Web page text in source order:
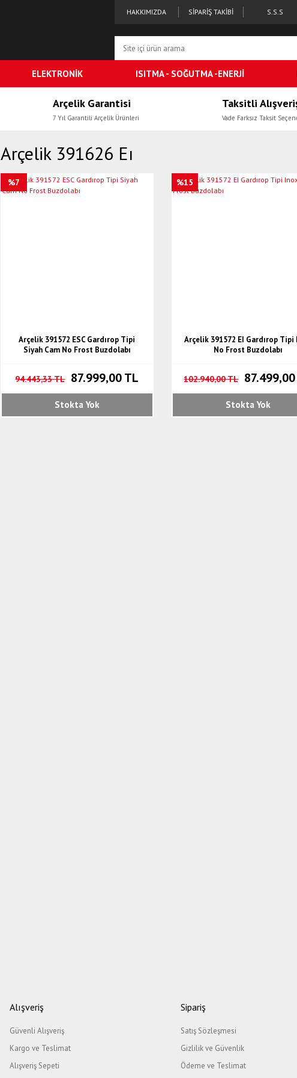
HAKKIMIZDA SİPARİŞ TAKİBİ S.S.S
ELEKTRONİK ISITMA - SOĞUTMA -ENERJİ
Arçelik Garantisi
7 Yıl Garantili Arçelik Ürünleri
Taksitli
Vade Farksız Taksit
Arçelik 391626 Eı
%7
Arçelik 391572 ESC Gardırop Tipi
Siyah Cam No Frost Buzdolabı
94.443,33 TL 87.999,00 TL
Stokta Yok
%15
Arçelik 391572 EI Gardırop Tipi
No Frost Buzdolabı
102.940,00 TL
Stokta Yok
Alışveriş
Güvenli Alışveriş
Kargo ve Teslimat
Alışveriş Sepeti
Sipariş
Satış Sözleşmesi
Gizlilik ve Güvenlik
Ödeme ve Teslimat